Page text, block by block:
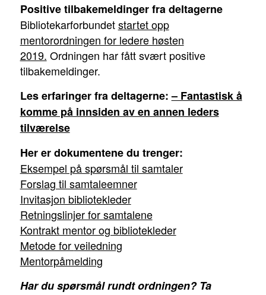
Positive tilbakemeldinger fra deltagerne
Bibliotekarforbundetstartet opp
mentorordningen for ledere høsten
2019. Ordningen har fått svært positive
tilbakemeldinger.
Les erfaringer fra deltagerne:– Fantastisk å
komme på innsiden av en annen leders
tilværelse
Her er dokumentene du trenger:
Eksempel på spørsmål til samtaler
Forslag til samtaleemner
Invitasjon bibliotekleder
Retningslinjer for samtalene
Kontrakt mentor og bibliotekleder
Metode forveiledning
Mentorpåmelding
Har du spørsmål rundt ordningen? Ta